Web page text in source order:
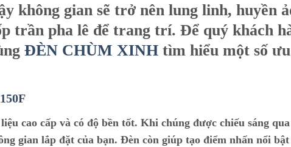
không gian sẽ trở nên lung linh, huyền
trần pha lê để trang trí. Để quý khách
ĐÈN CHÙM XINH tìm hiểu một số
cao cấp và có độ bền tốt. Khi chúng được chiếu sáng
gian lắp đặt của bạn. Đèn còn giúp tạo điểm nhấn nổi